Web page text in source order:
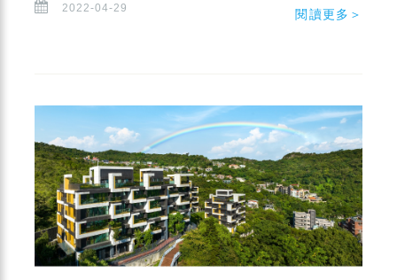
2022-04-29 閱讀更多＞